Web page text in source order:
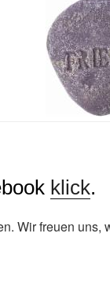
klick.
Wir freuen uns,